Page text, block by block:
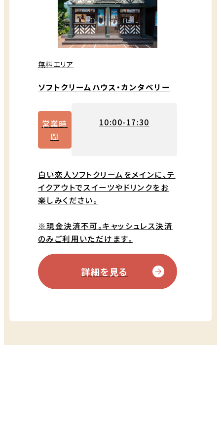
無料エリア
ソフトクリームハウス・カンタベリー
営業時
間
10:00-17:30
白い恋人ソフトクリームをメインに、テ
イクアウトでスイーツやドリンクをお
楽しみください。
※現金決済不可。キャッシュレス決済
のみご利用いただけます。
詳細を見る